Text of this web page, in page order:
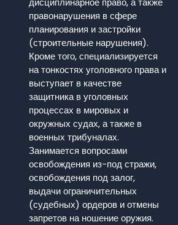
правонарушения в сфере
планирования и застройки
(строительные нарушения).
Кроме того, специализируется
на тонкостях уголовного права и
выступает в качестве
защитника в уголовных
процессах в мировых и
окружных судах, а также в
военных трибуналах.
Занимается вопросами
освобождения из-под стражи,
освобождения под залог,
выдачи ограничительных
(судебных) ордеров и отмены
запретов на ношение оружия.